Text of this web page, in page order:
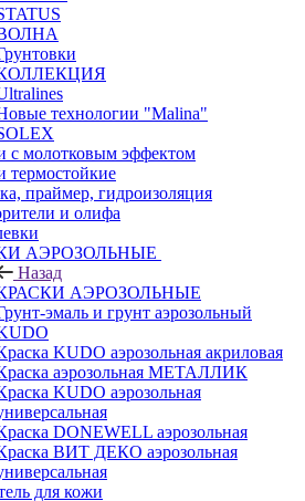
технологии "Malina"
с молотковым эффектом
термостойкие
праймер, гидроизоляция
и олифа
АЭРОЗОЛЬНЫЕ
Назад
АЭРОЗОЛЬНЫЕ
эмаль и грунт аэрозольный
KUDO аэрозольная акриловая
аэрозольная МЕТАЛЛИК
KUDO аэрозольная
DONEWELL аэрозольная
ВИТ ДЕКО аэрозольная
для кожи